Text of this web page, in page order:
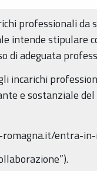
professionali da
intende stipulare
di adeguata
incarichi
e sostanziale
entra-